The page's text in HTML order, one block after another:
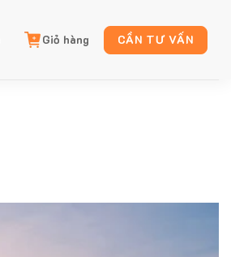
Giỏ hàng CẦN TƯ VẤN